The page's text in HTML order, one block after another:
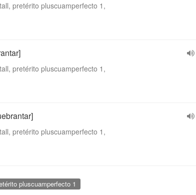
pretérito pluscuamperfecto 1,
pretérito pluscuamperfecto 1,
pretérito pluscuamperfecto 1,
pluscuamperfecto 1